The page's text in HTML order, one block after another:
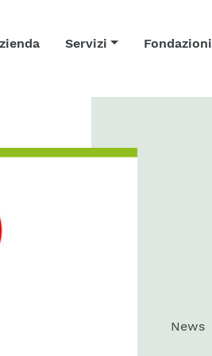
Servizi Fondazioni
News